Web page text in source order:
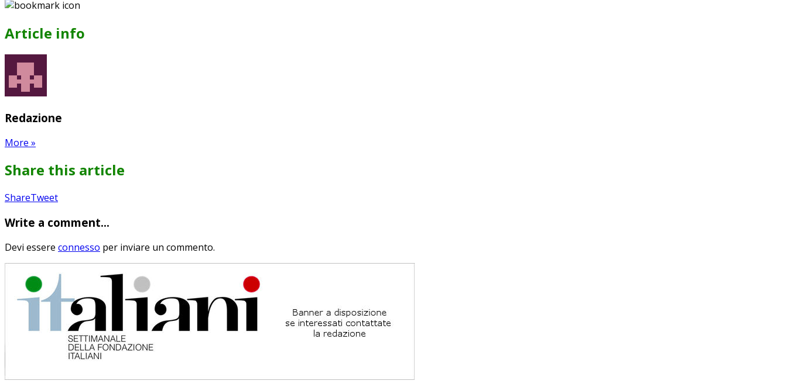
Article info
Redazione
More »
Share this article
ShareTweetShare
Google+
Pin
Pinterest
Send
WhatsApp
Write a comment...
Devi essere connesso per inviare un commento.